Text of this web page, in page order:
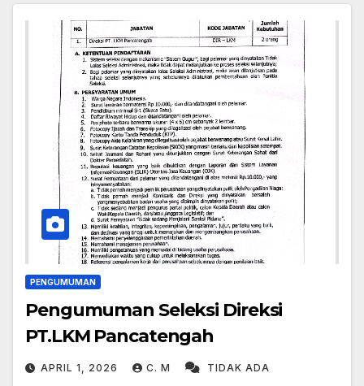
PENGUMUMAN
Pengumuman Seleksi Direksi
PT.LKM Pancatengah
APRIL 1, 2026 C. M TIDAK ADA